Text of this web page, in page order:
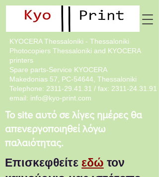
KYOCERA Thessaloniki - Thessaloniki
Photocopiers Thessaloniki and KYOCERA
printers
Spare parts-Service KYOCERA
Makedonias 57, PC-54644, Thessaloniki
Telephone: 2311-29.41.31 / fax: 2311-24.31.91
email: info@kyo-print.com
Το site αυτό σε λίγες ημέρες θα
απενεργοποιηθεί λόγω
παλαιότητας.
Επισκεφθείτε εδώ τον